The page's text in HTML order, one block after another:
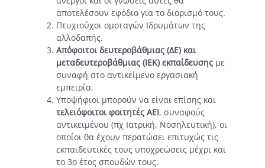
αποτελέσουν εφόδιο για το διορισμό τους.
Πτυχιούχοι ομοταγών Ιδρυμάτων της
αλλοδαπής.
Απόφοιτοι δευτεροβάθμιας (ΔΕ) και
μεταδευτεροβάθμιας (ΙΕΚ) εκπαίδευσης με
συναφή στο αντικείμενο εργασιακή
εμπειρία.
Υποψήφιοι μπορούν να είναι επίσης και
τελειόφοιτοι φοιτητές ΑΕΙ, συναφούς
αντικειμένου (πχ Ιατρική, Νοσηλευτική), οι
οποίοι θα έχουν περατώσει επιτυχώς τις
εκπαιδευτικές τους υποχρεώσεις μέχρι και
το 3ο έτος σπουδών τους.